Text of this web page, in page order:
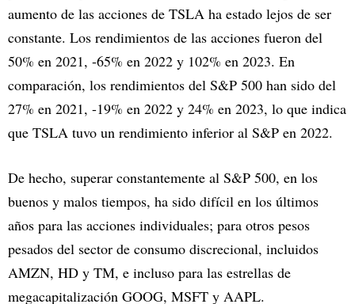
aumento de las acciones de TSLA ha estado lejos de ser
constante. Los rendimientos de las acciones fueron del
50% en 2021, -65% en 2022 y 102% en 2023. En
comparación, los rendimientos del S&P 500 han sido del
27% en 2021, -19% en 2022 y 24% en 2023, lo que indica
que TSLA tuvo un rendimiento inferior al S&P en 2022.
De hecho, superar constantemente al S&P 500, en los
buenos y malos tiempos, ha sido difícil en los últimos
años para las acciones individuales; para otros pesos
pesados del sector de consumo discrecional, incluidos
AMZN, HD y TM, e incluso para las estrellas de
megacapitalización GOOG, MSFT y AAPL.